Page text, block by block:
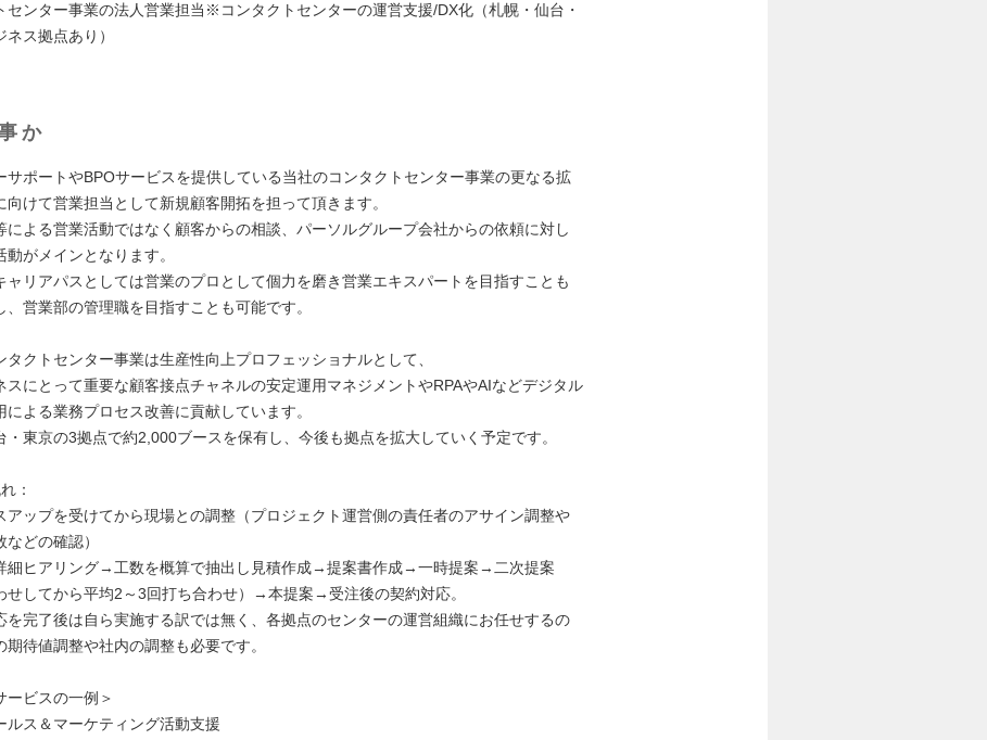
センター事業の法人営業担当※コンタクトセンターの運営支援/DX化（札幌・仙台・
ス拠点あり）
か
サポートやBPOサービスを提供している当社のコンタクトセンター事業の更なる拡
向けて営業担当として新規顧客開拓を担って頂きます。
による営業活動ではなく顧客からの相談、パーソルグループ会社からの依頼に対し
動がメインとなります。
ャリアパスとしては営業のプロとして個力を磨き営業エキスパートを目指すことも
、営業部の管理職を目指すことも可能です。
タクトセンター事業は生産性向上プロフェッショナルとして、
スにとって重要な顧客接点チャネルの安定運用マネジメントやRPAやAIなどデジタル
による業務プロセス改善に貢献しています。
・東京の3拠点で約2,000ブースを保有し、今後も拠点を拡大していく予定です。
：
アップを受けてから現場との調整（プロジェクト運営側の責任者のアサイン調整や
どの確認）
細ヒアリング→工数を概算で抽出し見積作成→提案書作成→一時提案→二次提案
せしてから平均2～3回打ち合わせ）→本提案→受注後の契約対応。
完了後は自ら実施する訳では無く、各拠点のセンターの運営組織にお任せするの
期待値調整や社内の調整も必要です。
ービスの一例＞
ルス＆マーケティング活動支援